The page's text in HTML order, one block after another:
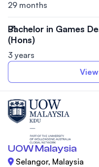
29 months
Bachelor in Games
(Hons)
3 years
UOW Malaysia
Selangor, Malaysia